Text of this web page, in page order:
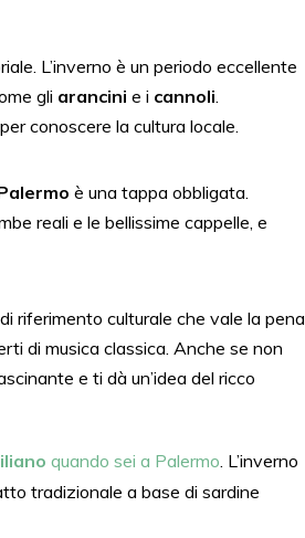
L’inverno è un periodo eccellente
gli arancini e i cannoli
conoscere la cultura locale.
è una tappa obbligata.
reali e le bellissime cappelle, e
riferimento culturale che vale la pena
di musica classica. Anche se non
e ti dà un’idea del ricco
quando sei a Palermo . L’inverno
tradizionale a base di sardine